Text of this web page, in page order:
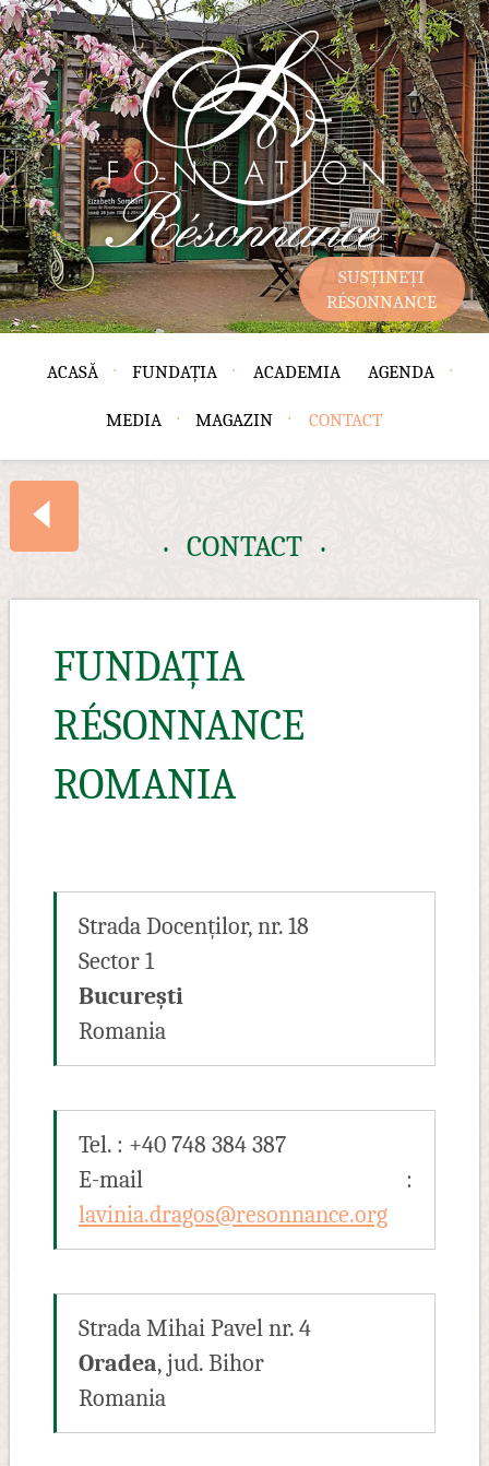
SUSȚINEȚI
RÉSONNANCE
ACASĂ FUNDAȚIA ACADEMIA AGENDA
MEDIA MAGAZIN CONTACT
CONTACT
CONTACT
FUNDAȚIA
RÉSONNANCE
ROMANIA
Strada Docenților, nr. 18
Sector 1
București
Romania
Tel. : +40 748 384 387
E-mail :
lavinia.dragos@resonnance.org
Strada Mihai Pavel nr. 4
Oradea, jud. Bihor
Romania